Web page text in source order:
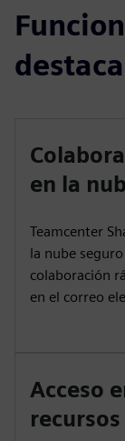
en la
Teamcenter
la nube
colaboración
en el correo
Acceso
recursos